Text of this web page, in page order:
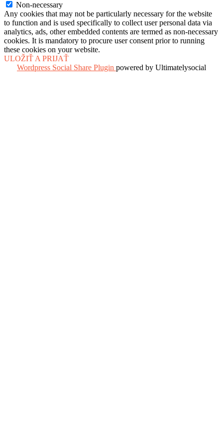
Non-necessary
Any cookies that may not be particularly necessary for the website
to function and is used specifically to collect user personal data via
analytics, ads, other embedded contents are termed as non-necessary
cookies. It is mandatory to procure user consent prior to running
these cookies on your website.
ULOŽIŤ A PRIJAŤ
Wordpress Social Share Plugin powered by Ultimatelysocial